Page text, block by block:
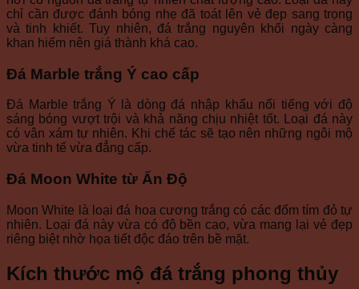
chỉ cần được đánh bóng nhẹ đã toát lên vẻ đẹp sang trọng
và tinh khiết. Tuy nhiên, đá trắng nguyên khối ngày càng
khan hiếm nên giá thành khá cao.
Đá Marble trắng Ý cao cấp
Đá Marble trắng Ý là dòng đá nhập khẩu nổi tiếng với độ
sáng bóng vượt trội và khả năng chịu nhiệt tốt. Loại đá này
có vân xám tự nhiên. Khi chế tác sẽ tạo nên những ngôi mộ
vừa tinh tế vừa đẳng cấp.
Đá Moon White từ Ấn Độ
Moon White là loại đá hoa cương trắng có các đốm tím đỏ tự
nhiên. Loại đá này vừa có độ bền cao, vừa mang lại vẻ đẹp
riêng biệt nhờ họa tiết độc đáo trên bề mặt.
Kích thước mộ đá trắng phong thủy